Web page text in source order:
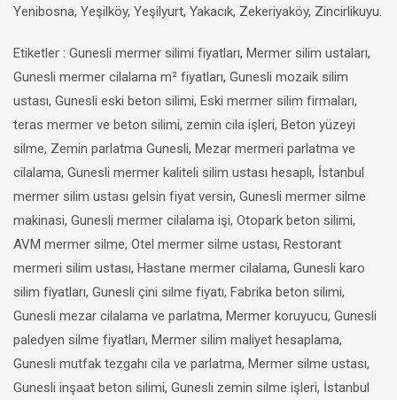
Yenibosna, Yeşilköy, Yeşilyurt, Yakacık, Zekeriyaköy, Zincirlikuyu.
Etiketler : Gunesli mermer silimi fiyatları, Mermer silim ustaları,
Gunesli mermer cilalama m² fiyatları, Gunesli mozaik silim
ustası, Gunesli eski beton silimi, Eski mermer silim firmaları,
teras mermer ve beton silimi, zemin cila işleri, Beton yüzeyi
silme, Zemin parlatma Gunesli, Mezar mermeri parlatma ve
cilalama, Gunesli mermer kaliteli silim ustası hesaplı, İstanbul
mermer silim ustası gelsin fiyat versin, Gunesli mermer silme
makinasi, Gunesli mermer cilalama işi, Otopark beton silimi,
AVM mermer silme, Otel mermer silme ustası, Restorant
mermeri silim ustası, Hastane mermer cilalama, Gunesli karo
silim fiyatları, Gunesli çini silme fiyatı, Fabrika beton silimi,
Gunesli mezar cilalama ve parlatma, Mermer koruyucu, Gunesli
paledyen silme fiyatları, Mermer silim maliyet hesaplama,
Gunesli mutfak tezgahı cila ve parlatma, Mermer silme ustası,
Gunesli inşaat beton silimi, Gunesli zemin silme işleri, İstanbul